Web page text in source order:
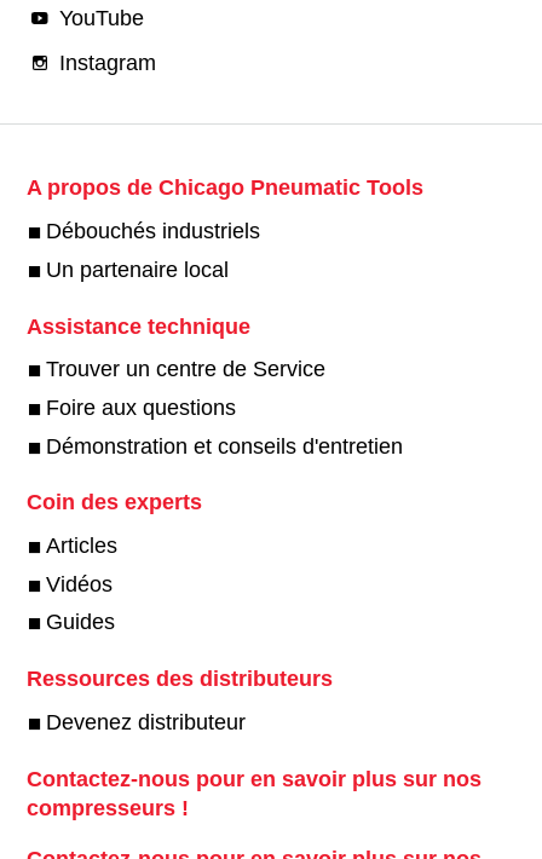
YouTube
Instagram
A propos de Chicago Pneumatic Tools
Débouchés industriels
Un partenaire local
Assistance technique
Trouver un centre de Service
Foire aux questions
Démonstration et conseils d'entretien
Coin des experts
Articles
Vidéos
Guides
Ressources des distributeurs
Devenez distributeur
Contactez-nous pour en savoir plus sur nos
compresseurs !